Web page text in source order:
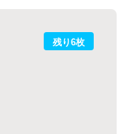
残り6枚